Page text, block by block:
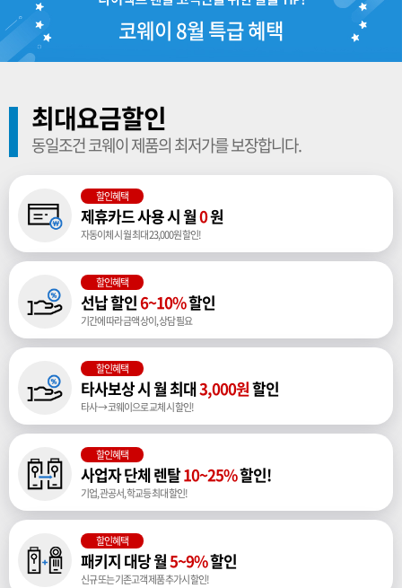
코웨이 8월 특급 혜택
최대요금할인
동일조건 코웨이 제품의 최저가를 보장합니다.
할인혜택
제휴카드 사용 시 월0원
자동이체 시 월 최대 23,000원 할인!
할인혜택
선납 할인6~10%할인
기간에 따라 금액 상이, 상담 필요
할인혜택
타사보상 시 월 최대3,000원할인
타사 → 코웨이으로 교체 시 할인!
할인혜택
사업자 단체 렌탈10~25%할인!
기업, 관공서, 학교등 최대 할인!
할인혜택
패키지 대당 월5~9%할인
신규 또는 기존고객 제품 추가시 할인!